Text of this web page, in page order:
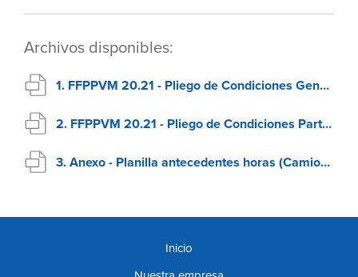
Archivos disponibles:
1. FFPPVM 20.21 - Pliego de Condiciones Generales
2. FFPPVM 20.21 - Pliego de Condiciones Particulares
3. Anexo - Planilla antecedentes horas (Camiones - máquinas)
Inicio